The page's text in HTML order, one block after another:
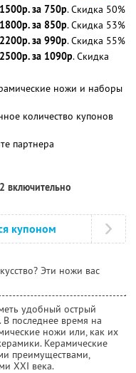
1500р. за 750р. Скидка 50%
1800р. за 850р. Скидка 53%
2200р. за 990р. Скидка 55%
2500р. за 1090р. Скидка
ножи и наборы
количество купонов
партнера
включительно
купоном
Эти ножи вас
удобный острый
последнее время на
ножи или, как их
Керамические
преимуществами,
XXI века.